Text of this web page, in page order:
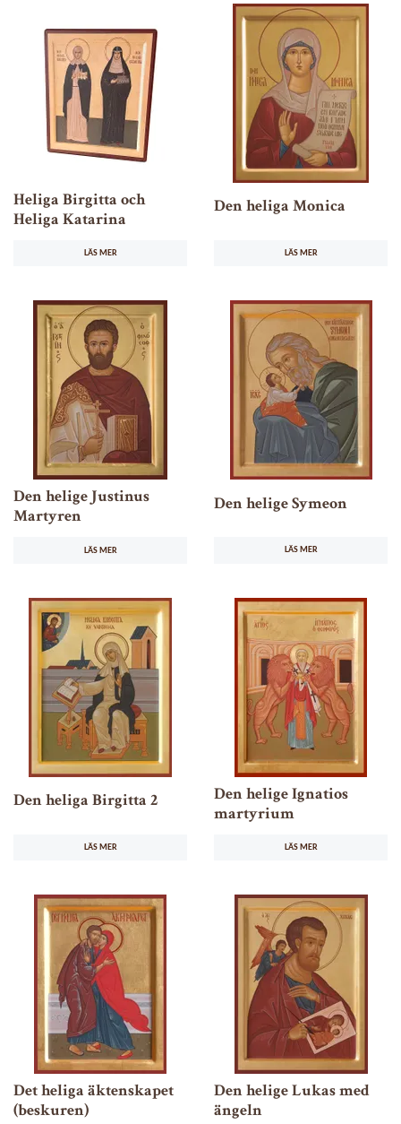
Heliga Birgitta och
Heliga Katarina
LÄS MER
Den heliga Monica
LÄS MER
Den helige Justinus
Martyren
LÄS MER
Den helige Symeon
LÄS MER
Den heliga Birgitta 2
LÄS MER
Den helige Ignatios
martyrium
LÄS MER
Det heliga äktenskapet
(beskuren)
Den helige Lukas med
ängeln